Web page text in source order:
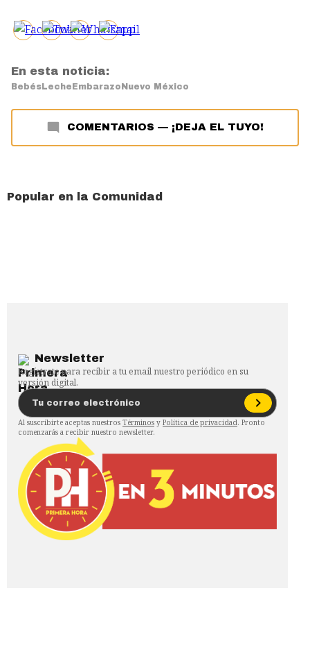
En esta noticia:
BebésLecheEmbarazoNuevo México
COMENTARIOS — ¡DEJA EL TUYO!
Popular en la Comunidad
Newsletter
Regístrate para recibir a tu email nuestro periódico en su
versión digital.
Al suscribirte aceptas nuestros Términos y Política de privacidad. Pronto
comenzarás a recibir nuestro newsletter.